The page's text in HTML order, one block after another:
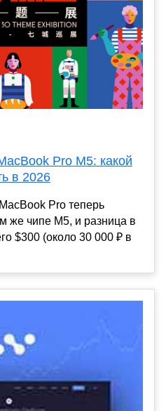
Pro M5: какой
в 2026
Pro теперь
же чипе M5, и разница в
$300 (около 30 000 ₽ в